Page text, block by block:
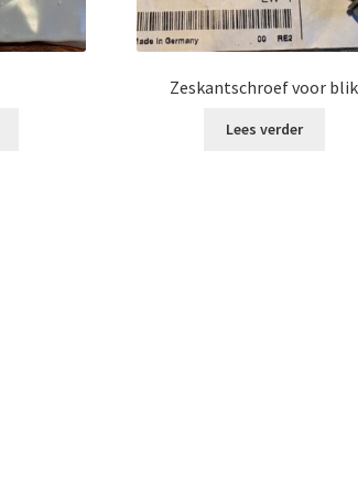
Zeskantschroef voor blik
Lees verder